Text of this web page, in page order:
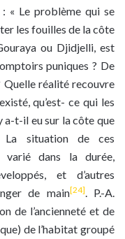
: « Le problème qui se
les fouilles de la côte
ou Djidjelli, est
puniques ? De
réalité recouvre
qu’est- ce qui les
a-t-il eu sur la côte que
situation de ces
varié dans la durée,
et d’autres
de main[24]. P.-A.
de l’ancienneté et de
de l’habitat groupé